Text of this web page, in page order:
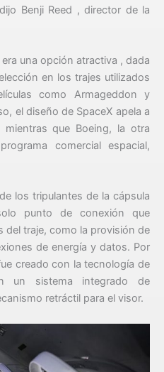
Benji Reed , director de la
una opción atractiva , dada
en los trajes utilizados
como Armageddon y
el diseño de SpaceX apela a
que Boeing, la otra
comercial espacial,
los tripulantes de la cápsula
punto de conexión que
del traje, como la provisión de
de energía y datos. Por
creado con la tecnología de
un sistema integrado de
retráctil para el visor.